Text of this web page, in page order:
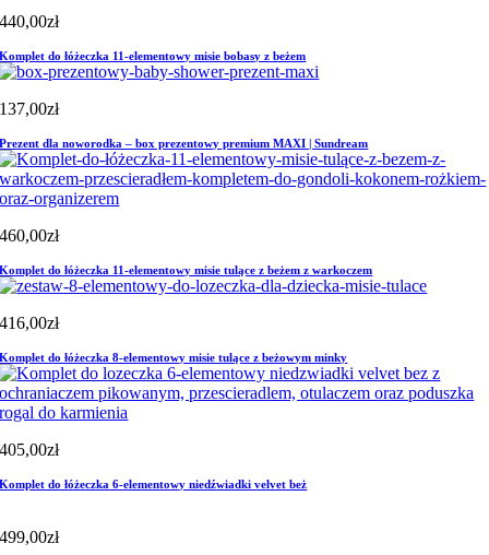
440,00zł
Komplet do łóżeczka 11-elementowy misie bobasy z beżem
137,00zł
Prezent dla noworodka – box prezentowy premium MAXI | Sundream
460,00zł
Komplet do łóżeczka 11-elementowy misie tulące z beżem z warkoczem
416,00zł
Komplet do łóżeczka 8-elementowy misie tulące z beżowym minky
405,00zł
Komplet do łóżeczka 6-elementowy niedźwiadki velvet beż
499,00zł